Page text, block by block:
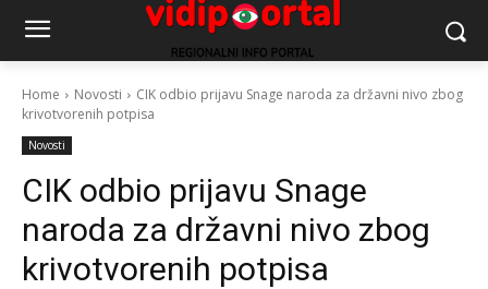
Home Novosti
CIK odbio prijavu Snage naroda za državni nivo zbog
krivotvorenih potpisa
Novosti
CIK odbio prijavu Snage
naroda za državni nivo zbog
krivotvorenih potpisa